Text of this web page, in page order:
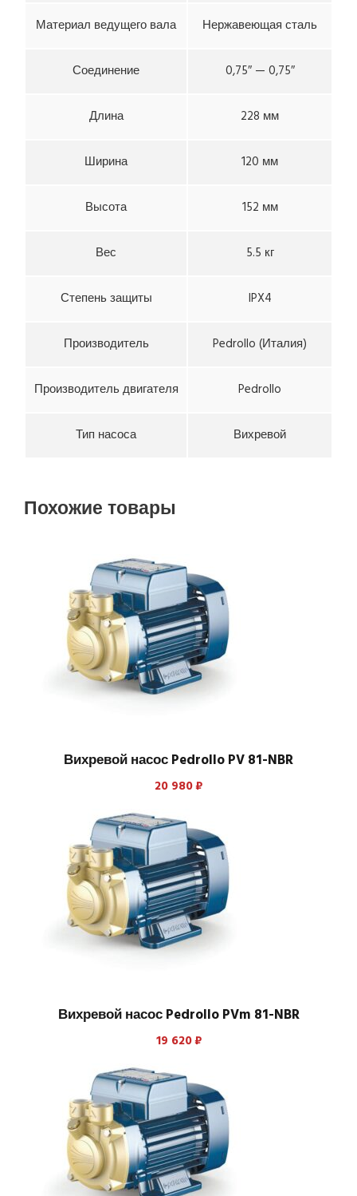
Материал ведущего вала Нержавеющая сталь
Соединение 0,75″ — 0,75″
Длина 228 мм
Ширина 120 мм
Высота 152 мм
Вес 5.5 кг
Степень защиты IPX4
Производитель Pedrollo (Италия)
Производитель двигателя Pedrollo
Тип насоса Вихревой
Похожие товары
Вихревой насос Pedrollo PV 81-NBR
20 980₽
Вихревой насос Pedrollo PVm 81-NBR
19 620₽